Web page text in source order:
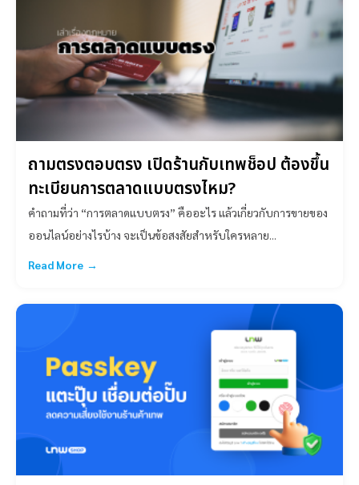
ถามตรงตอบตรง เปิดร้านกับเทพช็อป ต้องขึ้น
ทะเบียนการตลาดแบบตรงไหม?
คำถามที่ว่า “การตลาดแบบตรง” คืออะไร แล้วเกี่ยวกับการขายของ
ออนไลน์อย่างไรบ้าง จะเป็นข้อสงสัยสำหรับใครหลาย...
Read More →